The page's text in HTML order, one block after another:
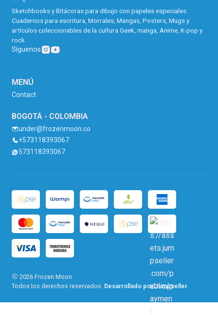
Sketchbooks y Bitácoras para dibujo con papeles especiales.
Cuadernos para escritura, Morrales, Mangas, Posters, Mugs y
artículos coleccionables de la cultura Geek, manga, Anime, K-pop y
rock
Síguenos
MENÚ
Contact
BOGOTÁ - COLOMBIA
under@frozenmoon.co
+573118393067
573118393067
2026 Frozen Moon.
Todos los derechos reservados. Desarrollado por Jumpseller